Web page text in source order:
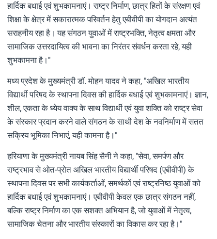
हार्दिक बधाई एवं शुभकामनाएं। राष्ट्र निर्माण, छात्र हितों के संरक्षण एवं
शिक्षा के क्षेत्र में सकारात्मक परिवर्तन हेतु एबीवीपी का योगदान अत्यंत
सराहनीय रहा है। यह संगठन युवाओं में राष्ट्रभक्ति, नेतृत्व क्षमता और
सामाजिक उत्तरदायित्व की भावना का निरंतर संवर्धन करता रहे, यही
शुभकामना है।"
मध्य प्रदेश के मुख्यमंत्री डॉ. मोहन यादव ने कहा, "अखिल भारतीय
विद्यार्थी परिषद के स्थापना दिवस की हार्दिक बधाई एवं शुभकामनाएं। ज्ञान,
शील, एकता के ध्येय वाक्य के साथ विद्यार्थी एवं युवा शक्ति को राष्ट्र सेवा
के संस्कार प्रदान करने वाले संगठन के साथी देश के नवनिर्माण में सतत
सक्रिय भूमिका निभाएं, यही कामना है।"
हरियाणा के मुख्यमंत्री नायब सिंह सैनी ने कहा, "सेवा, समर्पण और
राष्ट्रभाव से ओत-प्रोत अखिल भारतीय विद्यार्थी परिषद (एबीवीपी) के
स्थापना दिवस पर सभी कार्यकर्ताओं, समर्थकों एवं राष्ट्रनिष्ठ युवाओं को
हार्दिक बधाई एवं शुभकामनाएं। एबीवीपी केवल एक छात्र संगठन नहीं,
बल्कि राष्ट्र निर्माण का एक सशक्त अभियान है, जो युवाओं में नेतृत्व,
सामाजिक चेतना और भारतीय संस्कारों का विकास कर रहा है।"